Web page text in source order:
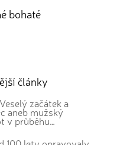
bohaté
články
začátek a
aneb mužský
v průběhu…